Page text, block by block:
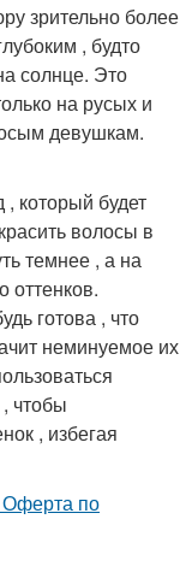
зрительно более
, будто
солнце. Это
на русых и
девушкам.
который будет
волосы в
темнее , а на
оттенков.
готова , что
неминуемое их
чтобы
, избегая